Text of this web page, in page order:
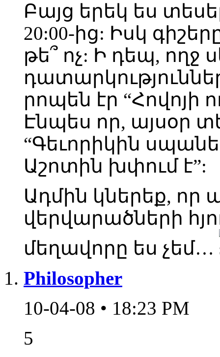
Բայց երեկ ես
20:00-ից: Իսկ
թե՞ ոչ: Ի դեպ, ողջ
րոպեն էր “Հովոյի
Էնպես որ, այսօր
“Գեւորիկին
Աշոտին խփում է”:
Ադմին կներեք, որ
վերվարածների
մեղավորը ես չեմ…
Philosopher
10-04-08 • 18:23 PM
5